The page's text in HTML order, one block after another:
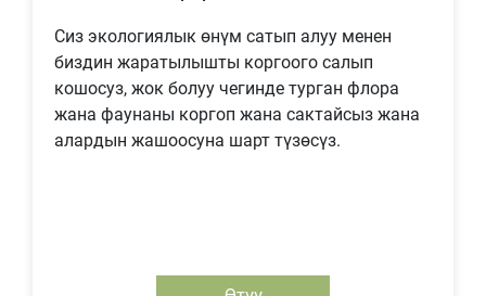
Сиз экологиялык өнүм сатып алуу менен
биздин жаратылышты коргоого салып
кошосуз, жок болуу чегинде турган флора
жана фаунаны коргоп жана сактайсыз жана
алардын жашоосуна шарт түзөсүз.